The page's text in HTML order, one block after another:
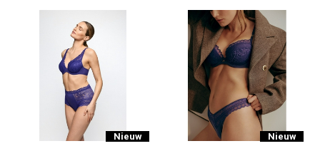
Nieuw
Nieuw